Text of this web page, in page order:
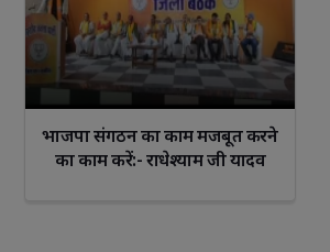
भाजपा संगठन का काम मजबूत करने
का काम करें:- राधेश्याम जी यादव